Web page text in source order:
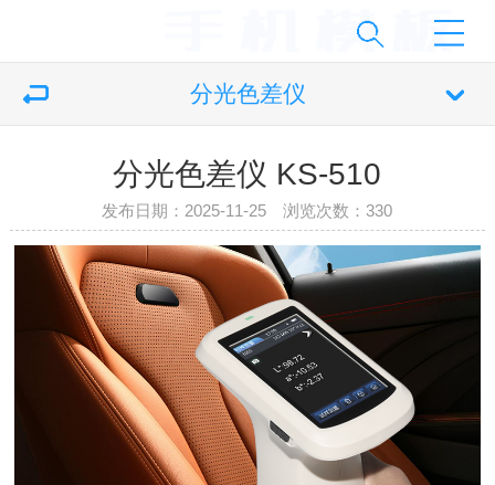
分光色差仪
分光色差仪 KS-510
发布日期：2025-11-25 浏览次数：330